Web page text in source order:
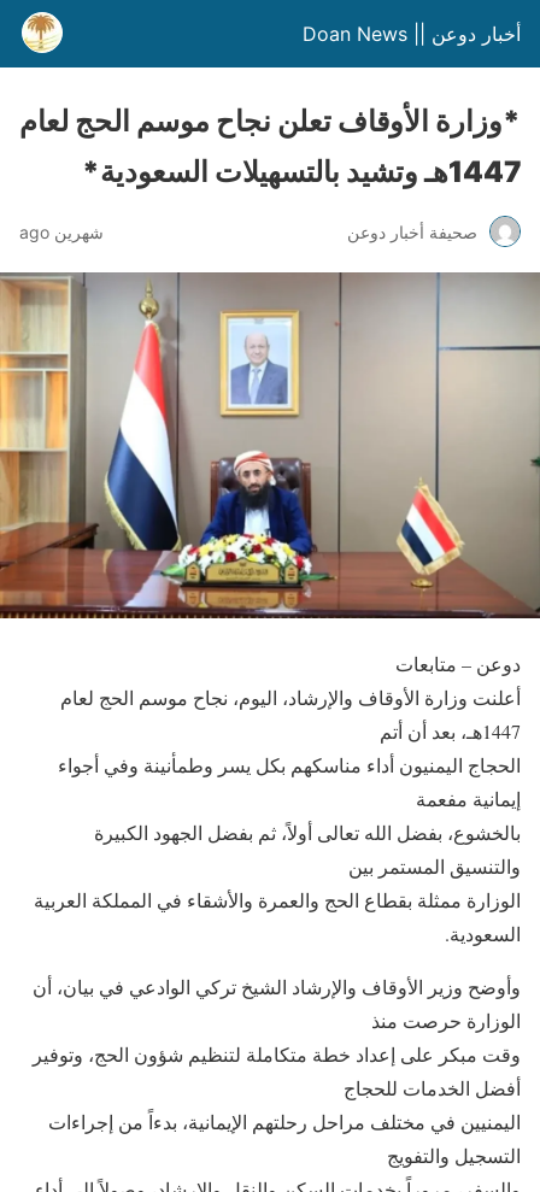
أخبار دوعن || Doan News
*وزارة الأوقاف تعلن نجاح موسم الحج لعام
1447هـ وتشيد بالتسهيلات السعودية*
صحيفة أخبار دوعن شهرين ago
دوعن – متابعات
أعلنت وزارة الأوقاف والإرشاد، اليوم، نجاح موسم الحج لعام
1447هـ، بعد أن أتم
الحجاج اليمنيون أداء مناسكهم بكل يسر وطمأنينة وفي أجواء
إيمانية مفعمة
بالخشوع، بفضل الله تعالى أولاً، ثم بفضل الجهود الكبيرة
والتنسيق المستمر بين
الوزارة ممثلة بقطاع الحج والعمرة والأشقاء في المملكة العربية
السعودية.
وأوضح وزير الأوقاف والإرشاد الشيخ تركي الوادعي في بيان، أن
الوزارة حرصت منذ
وقت مبكر على إعداد خطة متكاملة لتنظيم شؤون الحج، وتوفير
أفضل الخدمات للحجاج
اليمنيين في مختلف مراحل رحلتهم الإيمانية، بدءاً من إجراءات
التسجيل والتفويج